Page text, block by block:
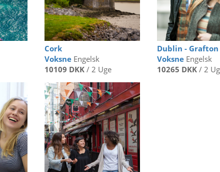
Cork
Voksne Engelsk
10109 DKK / 2 Uge
Dublin - Grafton
Voksne Engelsk
10265 DKK / 2